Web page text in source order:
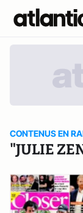
CONTENUS EN
"JULIE